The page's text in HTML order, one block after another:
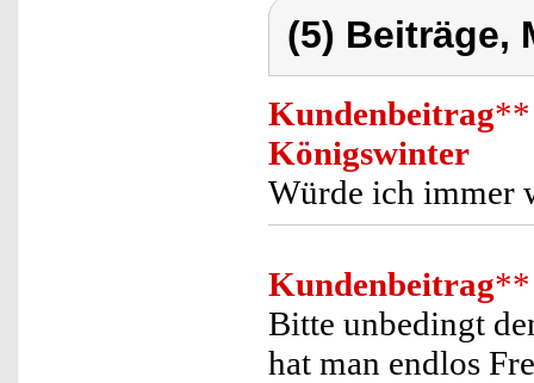
(5) Beiträge,
Kundenbeitrag**
Königswinter
Würde ich immer
Kundenbeitrag**
Bitte unbedingt
hat man endlos